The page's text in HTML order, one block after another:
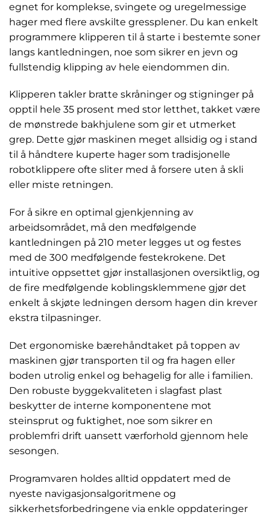
egnet for komplekse, svingete og uregelmessige
hager med flere avskilte gressplener. Du kan enkelt
programmere klipperen til å starte i bestemte soner
langs kantledningen, noe som sikrer en jevn og
fullstendig klipping av hele eiendommen din.
Klipperen takler bratte skråninger og stigninger på
opptil hele 35 prosent med stor letthet, takket være
de mønstrede bakhjulene som gir et utmerket
grep. Dette gjør maskinen meget allsidig og i stand
til å håndtere kuperte hager som tradisjonelle
robotklippere ofte sliter med å forsere uten å skli
eller miste retningen.
For å sikre en optimal gjenkjenning av
arbeidsområdet, må den medfølgende
kantledningen på 210 meter legges ut og festes
med de 300 medfølgende festekrokene. Det
intuitive oppsettet gjør installasjonen oversiktlig, og
de fire medfølgende koblingsklemmene gjør det
enkelt å skjøte ledningen dersom hagen din krever
ekstra tilpasninger.
Det ergonomiske bærehåndtaket på toppen av
maskinen gjør transporten til og fra hagen eller
boden utrolig enkel og behagelig for alle i familien.
Den robuste byggekvaliteten i slagfast plast
beskytter de interne komponentene mot
steinsprut og fuktighet, noe som sikrer en
problemfri drift uansett værforhold gjennom hele
sesongen.
Programvaren holdes alltid oppdatert med de
nyeste navigasjonsalgoritmene og
sikkerhetsforbedringene via enkle oppdateringer